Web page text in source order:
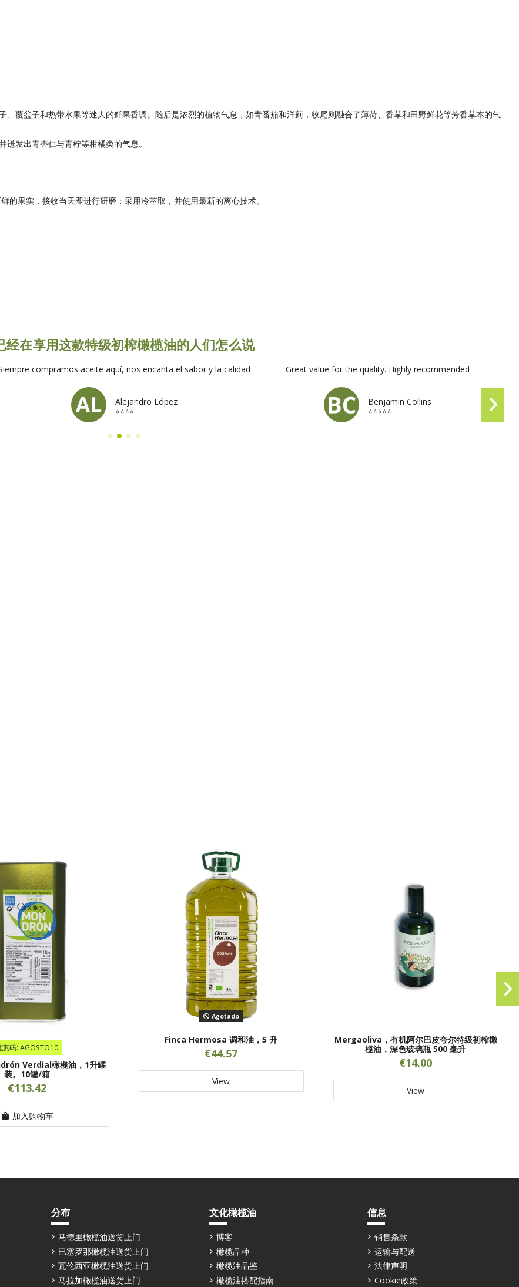
覆盆子和热带水果等迷人的鲜果香调。随后是浓烈的植物气息，如青番茄和洋蓟，收尾则融合了薄荷、香草和田野鲜花等芳香草本的气
发出青杏仁与青柠等柑橘类的气息。
果实，接收当天即进行研磨；采用冷萃取，并使用最新的离心技术。
经在享用这款特级初榨橄榄油的人们怎么说
compramos aceite aquí, nos encanta el sabor y la calidad
Alejandro López
⭐⭐⭐⭐
Great value for the quality. Highly recommended
Benjamin Collins
⭐⭐⭐⭐⭐
惠码: AGOSTO10
Verdial橄榄油，1升罐
装。10罐/箱
€113.42
加入购物车
Agotado
Finca Hermosa 调和油，5 升
€44.57
View
Mergaoliva，有机阿尔巴皮夸尔特级初榨橄
榄油，深色玻璃瓶 500 毫升
€14.00
View
分布
马德里橄榄油送货上门
巴塞罗那橄榄油送货上门
瓦伦西亚橄榄油送货上门
马拉加橄榄油送货上门
文化橄榄油
博客
橄榄品种
橄榄油品鉴
橄榄油搭配指南
信息
销售条款
运输与配送
法律声明
Cookie政策